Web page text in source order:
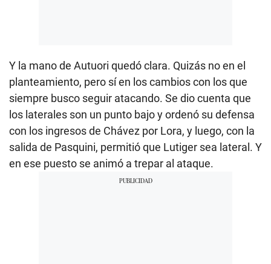
Y la mano de Autuori quedó clara. Quizás no en el
planteamiento, pero sí en los cambios con los que
siempre busco seguir atacando. Se dio cuenta que
los laterales son un punto bajo y ordenó su defensa
con los ingresos de Chávez por Lora, y luego, con la
salida de Pasquini, permitió que Lutiger sea lateral. Y
en ese puesto se animó a trepar al ataque.